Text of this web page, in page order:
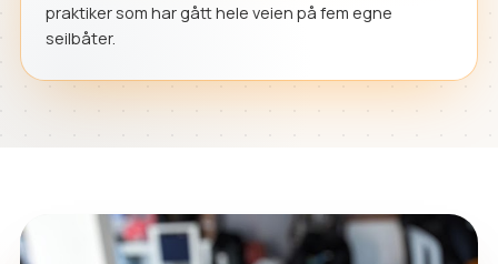
praktiker som har gått hele veien på fem egne
seilbåter.